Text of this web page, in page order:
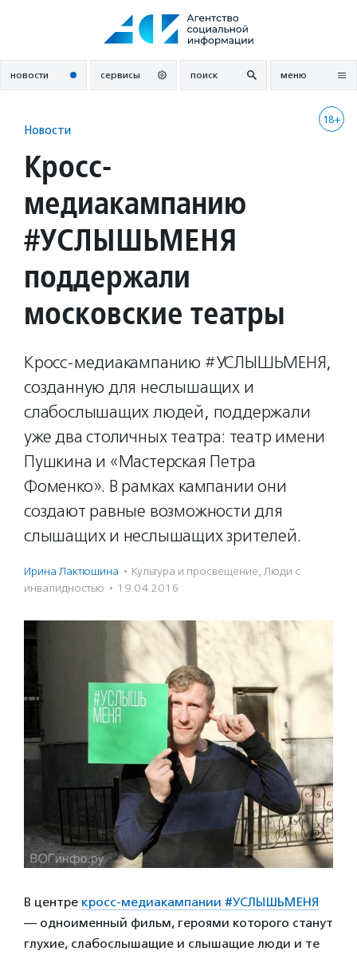
новости сервисы поиск меню
18+
Новости
Кросс-
медиакампанию
#УСЛЫШЬМЕНЯ
поддержали
московские театры
Кросс-медиакампанию #УСЛЫШЬМЕНЯ,
созданную для неслышащих и
слабослышащих людей, поддержали
уже два столичных театра: театр имени
Пушкина и «Мастерская Петра
Фоменко». В рамках кампании они
создают равные возможности для
слышащих и неслышащих зрителей.
Ирина Лактюшина · Культура и просвещение, Люди с
инвалидностью · 19.04.2016
В центре кросс-медиакампании #УСЛЫШЬМЕНЯ
— одноименный фильм, героями которого станут
глухие, слабослышащие и слышащие люди и те